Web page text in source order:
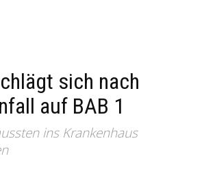
sich nach
auf BAB 1
ins Krankenhaus